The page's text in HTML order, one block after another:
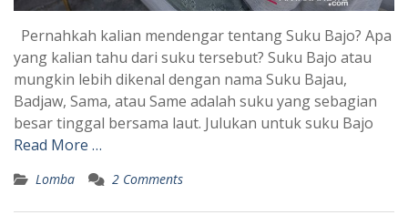
Pernahkah kalian mendengar tentang Suku Bajo? Apa
yang kalian tahu dari suku tersebut? Suku Bajo atau
mungkin lebih dikenal dengan nama Suku Bajau,
Badjaw, Sama, atau Same adalah suku yang sebagian
besar tinggal bersama laut. Julukan untuk suku Bajo
Read More …
Lomba 2 Comments